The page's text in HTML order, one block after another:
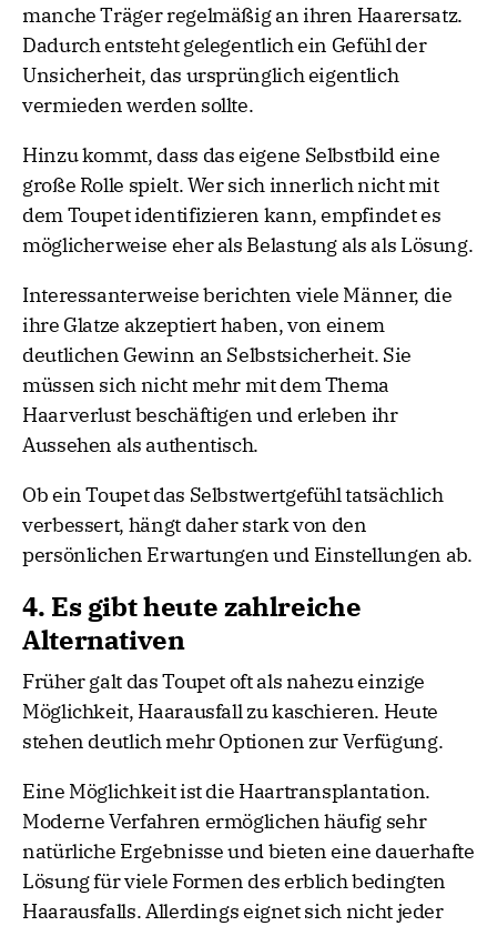
manche Träger regelmäßig an ihren Haarersatz.
Dadurch entsteht gelegentlich ein Gefühl der
Unsicherheit, das ursprünglich eigentlich
vermieden werden sollte.
Hinzu kommt, dass das eigene Selbstbild eine
große Rolle spielt. Wer sich innerlich nicht mit
dem Toupet identifizieren kann, empfindet es
möglicherweise eher als Belastung als als Lösung.
Interessanterweise berichten viele Männer, die
ihre Glatze akzeptiert haben, von einem
deutlichen Gewinn an Selbstsicherheit. Sie
müssen sich nicht mehr mit dem Thema
Haarverlust beschäftigen und erleben ihr
Aussehen als authentisch.
Ob ein Toupet das Selbstwertgefühl tatsächlich
verbessert, hängt daher stark von den
persönlichen Erwartungen und Einstellungen ab.
4. Es gibt heute zahlreiche
Alternativen
Früher galt das Toupet oft als nahezu einzige
Möglichkeit, Haarausfall zu kaschieren. Heute
stehen deutlich mehr Optionen zur Verfügung.
Eine Möglichkeit ist die Haartransplantation.
Moderne Verfahren ermöglichen häufig sehr
natürliche Ergebnisse und bieten eine dauerhafte
Lösung für viele Formen des erblich bedingten
Haarausfalls. Allerdings eignet sich nicht jeder